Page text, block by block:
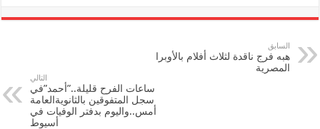
السابق
هبه فرج ناقدة لثلاث أفلام بالأوبرا
المصرية
التالي
ساعات الفرح قليلة..”أحمد”في
سجل المتفوقين بالثانويةالعامة
أمس..واليوم بدفتر الوفيات في
أسيوط